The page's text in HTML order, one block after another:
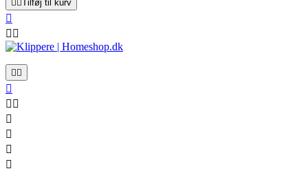
  Tilføj til kurv

 
 

 



